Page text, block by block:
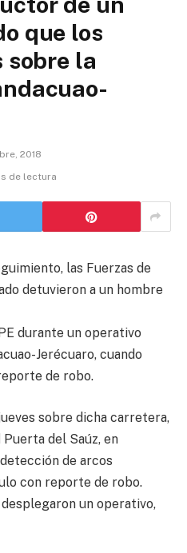
que los
sobre la
2018
de lectura
las Fuerzas de
detuvieron a un hombre
durante un operativo
Jerécuaro, cuando
de robo.
sobre dicha carretera,
del Saúz, en
de arcos
con reporte de robo.
un operativo,